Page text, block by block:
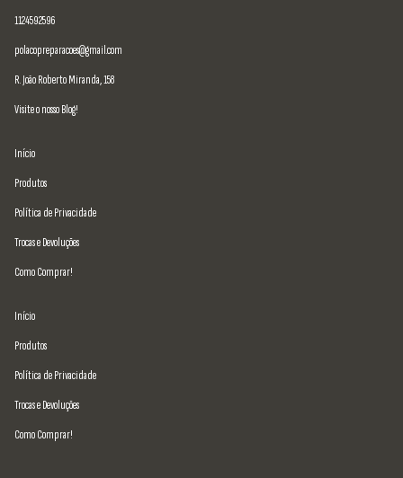
1124592596
polacopreparacoes@gmail.com
R. João Roberto Miranda, 158
Visite o nosso Blog!
Início
Produtos
Política de Privacidade
Trocas e Devoluções
Como Comprar!
Início
Produtos
Política de Privacidade
Trocas e Devoluções
Como Comprar!